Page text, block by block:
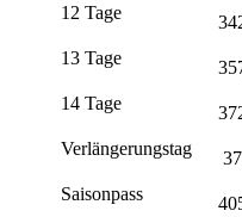
12 Tage
13 Tage
14 Tage
Verlängerungstag
Saisonpass